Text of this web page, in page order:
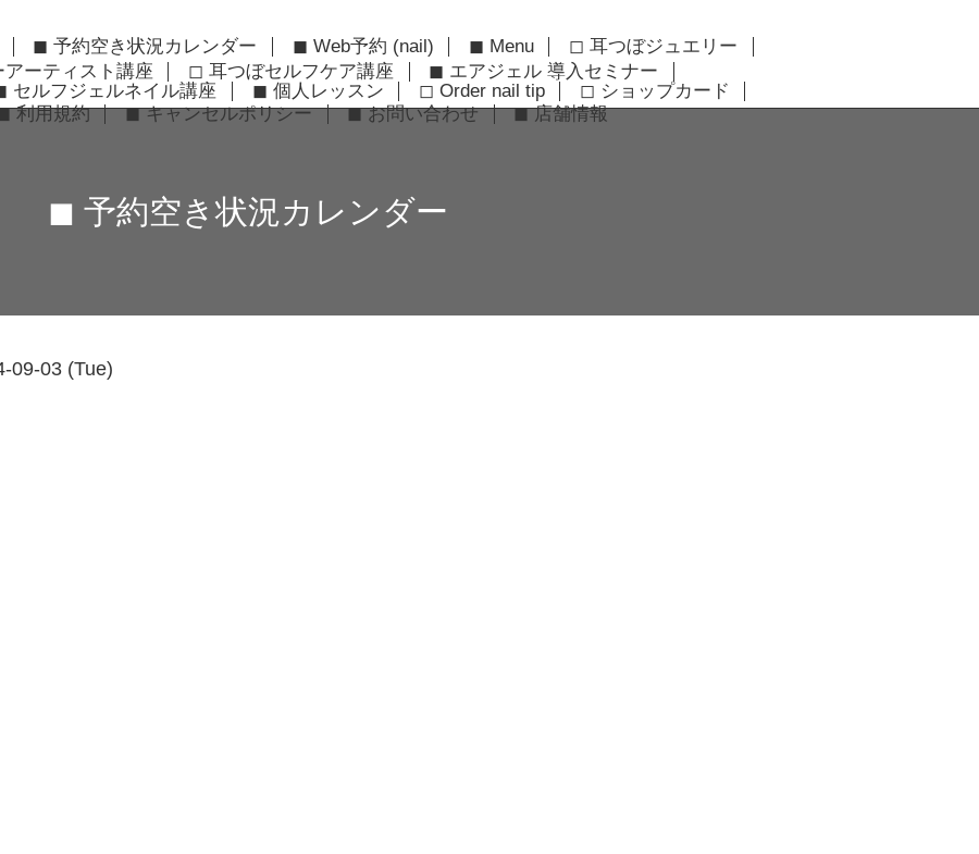
◼︎ 予約空き状況カレンダー ◼︎ Web予約 (nail) ◼︎ Menu
◻︎ 耳つぼジュエリー
ーティスト講座
◻︎ 耳つぼセルフケア講座
◼︎ エアジェル 導入セミナー
セルフジェルネイル講座 ◼︎ 個人レッスン ◻︎ Order nail tip
◻︎ ショップカード
利用規約 ◼︎ キャンセルポリシー ◼︎ お問い合わせ ◼︎ 店舗情報
◼︎ 予約空き状況カレンダー
09-03 (Tue)